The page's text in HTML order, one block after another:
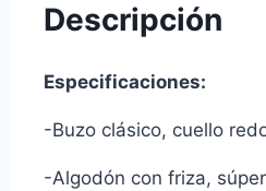
cantidad
Descripción
Especificaciones:
-Buzo clásico, cuello
-Algodón con friza,